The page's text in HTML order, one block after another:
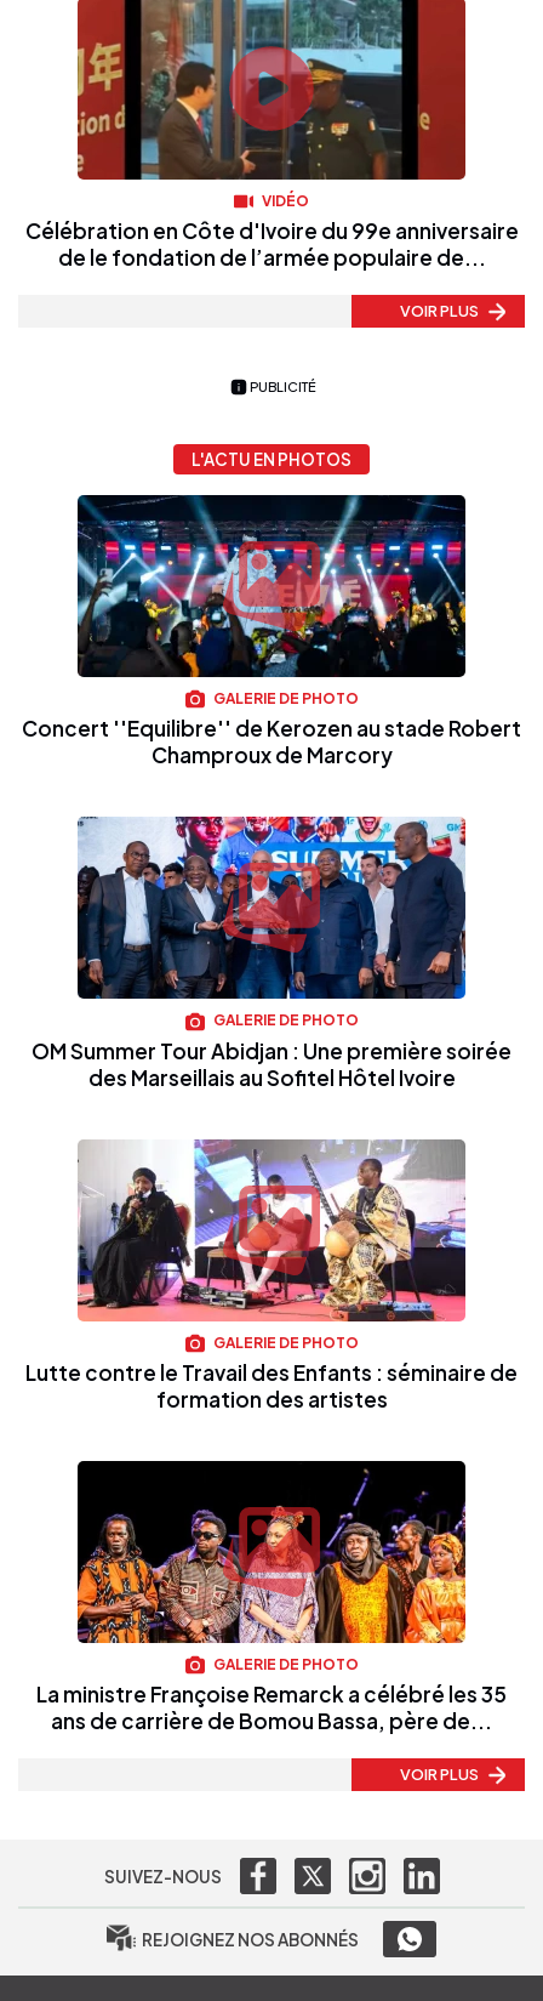
VIDÉO
Célébration en Côte d'Ivoire du 99e anniversaire
de le fondation de l’armée populaire de...
VOIR PLUS
PUBLICITÉ
L'ACTU EN PHOTOS
GALERIE DE PHOTO
Concert ''Equilibre'' de Kerozen au stade Robert
Champroux de Marcory
GALERIE DE PHOTO
OM Summer Tour Abidjan : Une première soirée
des Marseillais au Sofitel Hôtel Ivoire
GALERIE DE PHOTO
Lutte contre le Travail des Enfants : séminaire de
formation des artistes
GALERIE DE PHOTO
La ministre Françoise Remarck a célébré les 35
ans de carrière de Bomou Bassa, père de...
VOIR PLUS
SUIVEZ-NOUS
REJOIGNEZ NOS ABONNÉS